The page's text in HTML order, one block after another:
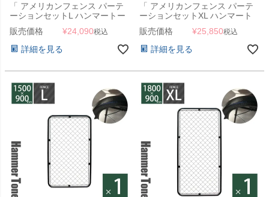
「 アメリカンフェンス パーテ
ーションセットL ハンマートー
ンブラック （ 1500×900mmフ
ェンス＋Φ31.8mmスタンド2本
＋ジョイントA4個 ） 」
販売価格 ¥24,090税込
詳細を見る
「 アメリカンフェンス パーテ
ーションセットXL ハンマート
ーンブラック （ 1800×900mm
フェンス＋Φ31.8mmスタンド2
本＋ジョイントA4個 ） 」
販売価格 ¥25,850税込
詳細を見る